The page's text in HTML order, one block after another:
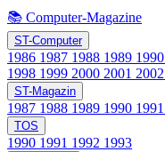
📚 Computer-Magazine
ST-Computer
1986 1987 1988 1989 1990
1998 1999 2000 2001 2002
ST-Magazin
1987 1988 1989 1990 1991
TOS
1990 1991 1992 1993